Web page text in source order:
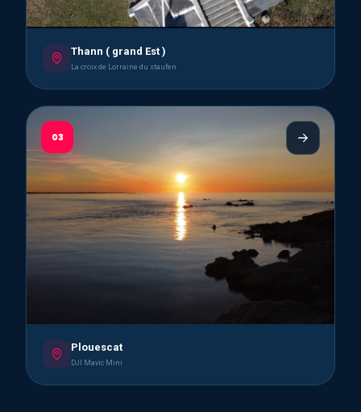
Thann ( grand Est )
La croix de Lorraine du staufen
03
Plouescat
DJI Mavic Mini